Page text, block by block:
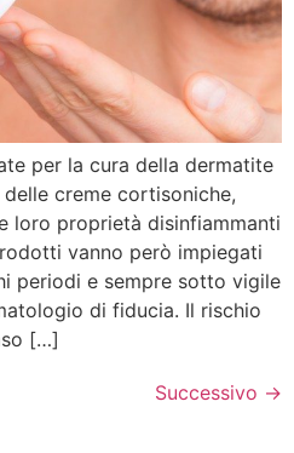
per la cura della dermatite
delle creme cortisoniche,
loro proprietà disinfiammanti
vanno però impiegati
periodi e sempre sotto vigile
di fiducia. Il rischio
[…]
Successivo →